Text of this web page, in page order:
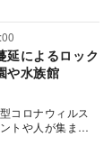
延によるロック
や水族館
コロナウィルス
トや人が集まる
東京でも感染爆